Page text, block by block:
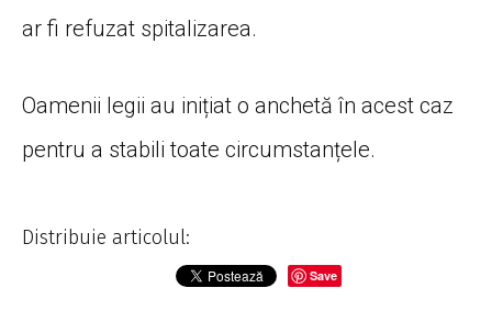
ar fi refuzat spitalizarea.
Oamenii legii au inițiat o anchetă în acest caz
pentru a stabili toate circumstanțele.
Distribuie articolul:
Save